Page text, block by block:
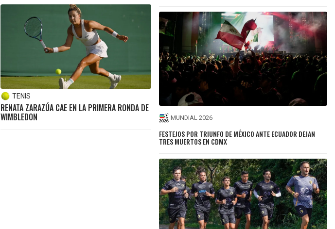
TENIS
RENATA ZARAZÚA CAE EN LA PRIMERA RONDA DE
WIMBLEDON MUNDIAL 2026
FESTEJOS POR TRIUNFO DE MÉXICO ANTE ECUADOR DEJAN
TRES MUERTOS EN CDMX